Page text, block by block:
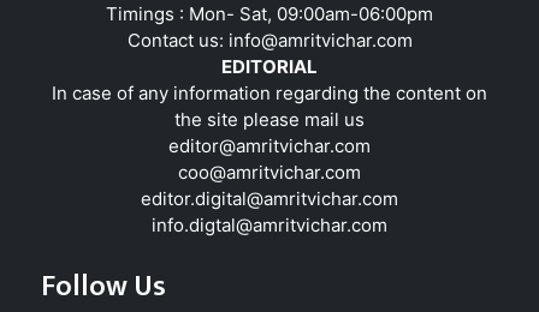
Timings : Mon- Sat, 09:00am-06:00pm
Contact us: info@amritvichar.com
EDITORIAL
In case of any information regarding the content on
the site please mail us
editor@amritvichar.com
coo@amritvichar.com
editor.digital@amritvichar.com
info.digtal@amritvichar.com
Follow Us